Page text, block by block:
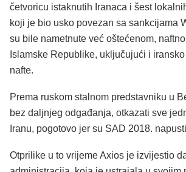
četvoricu istaknutih Iranaca i šest
koji je bio usko povezan sa sankcijama
su bile nametnute već oštećenom,
Islamske Republike, uključujući i
nafte.
Prema ruskom stalnom predstavniku u
bez daljnjeg odgađanja, otkazati sve
Iranu, pogotovo jer su SAD 2018.
Otprilike u to vrijeme Axios je izvijestio